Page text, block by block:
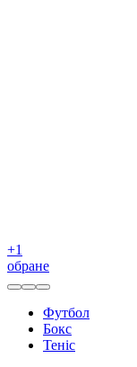
+1
обране
Футбол
Бокс
Теніс